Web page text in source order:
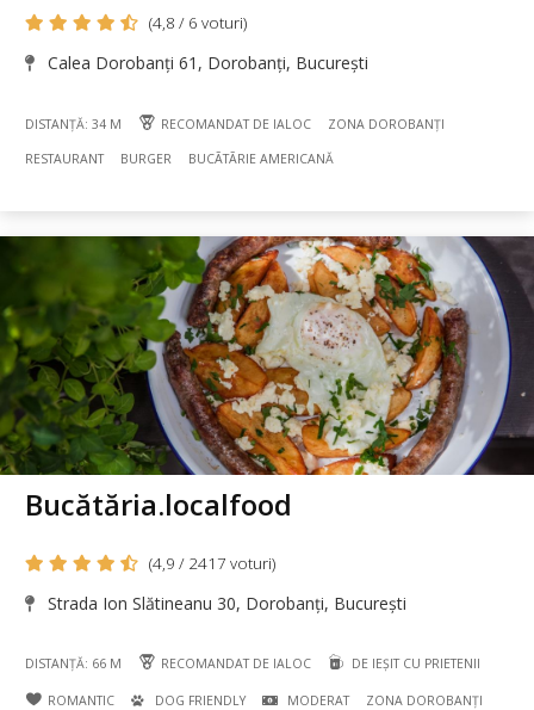
(4,8 / 6 voturi)
Calea Dorobanți 61, Dorobanți, București
DISTANȚĂ: 34 M RECOMANDAT DE IALOC ZONA DOROBANȚI
RESTAURANT BURGER BUCÃTÃRIE AMERICANĂ
Bucătăria.localfood
(4,9 / 2417 voturi)
Strada Ion Slătineanu 30, Dorobanți, București
DISTANȚĂ: 66 M RECOMANDAT DE IALOC DE IEȘIT CU PRIETENII
ROMANTIC DOG FRIENDLY MODERAT ZONA DOROBANȚI